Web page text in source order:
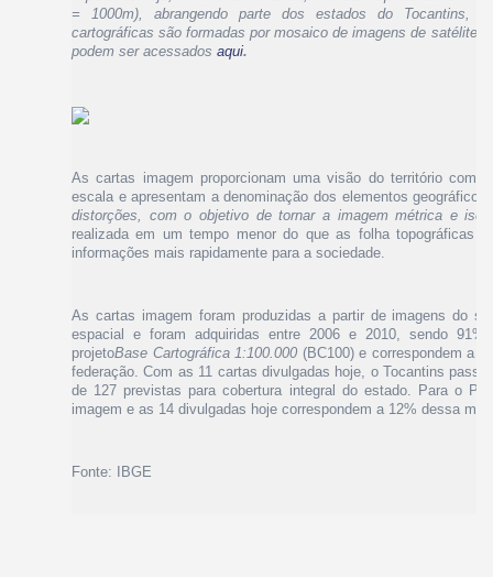
= 1000m), abrangendo parte dos estados do Tocantins,
cartográficas são formadas por mosaico de imagens de satélite
podem ser acessados aqui.
As cartas imagem proporcionam uma visão do território
escala e apresentam a denominação dos elementos
distorções, com o objetivo de tornar a imagem métrica e
realizada em um tempo menor do que as folha topográficas
informações mais rapidamente para a sociedade.
As cartas imagem foram produzidas a partir de imagens do
espacial e foram adquiridas entre 2006 e 2010, sendo
projetoBase Cartográfica 1:100.000 (BC100) e correspondem a
federação. Com as 11 cartas divulgadas hoje, o Tocantins
de 127 previstas para cobertura integral do estado. Para o
imagem e as 14 divulgadas hoje correspondem a 12% dessa
Fonte: IBGE